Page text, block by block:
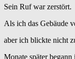
Sein Ruf war zerstört.
Als ich das Gebäude
aber ich blickte nicht
Monate später